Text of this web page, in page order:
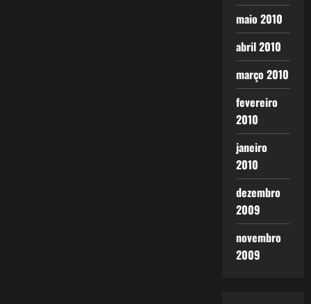
maio 2010
abril 2010
março 2010
fevereiro
2010
janeiro
2010
dezembro
2009
novembro
2009